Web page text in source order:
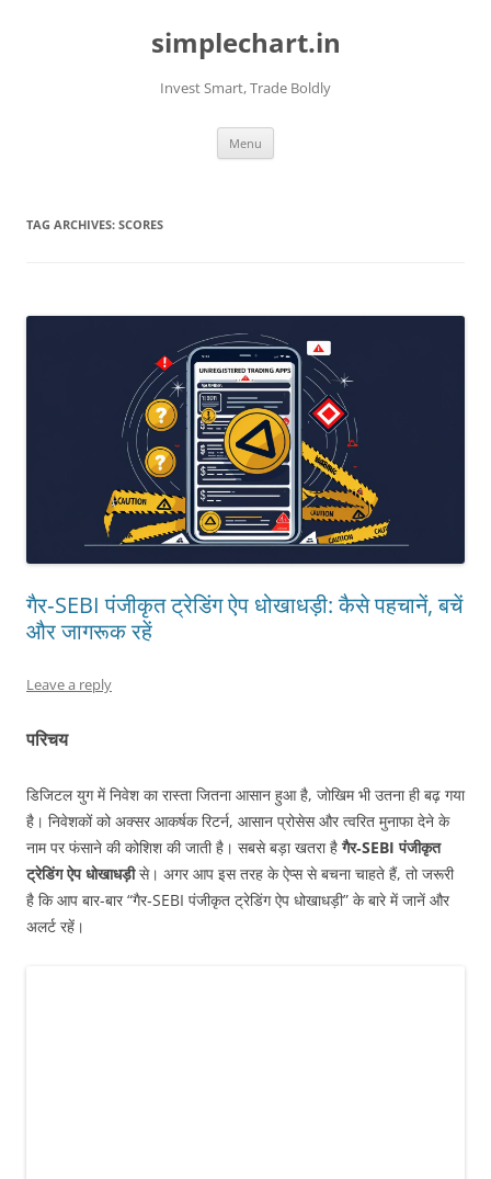
simplechart.in
Invest Smart, Trade Boldly
Menu
TAG ARCHIVES: SCORES
गैर‑SEBI पंजीकृत ट्रेडिंग ऐप धोखाधड़ी: कैसे पहचानें, बचें
और जागरूक रहें
Leave a reply
परिचय
डिजिटल युग में निवेश का रास्ता जितना आसान हुआ है, जोखिम भी उतना ही बढ़ गया
है। निवेशकों को अक्सर आकर्षक रिटर्न, आसान प्रोसेस और त्वरित मुनाफा देने के
नाम पर फंसाने की कोशिश की जाती है। सबसे बड़ा खतरा हैगैर‑SEBI पंजीकृत
ट्रेडिंग ऐप धोखाधड़ीसे। अगर आप इस तरह के ऐप्स से बचना चाहते हैं, तो जरूरी
है कि आप बार-बार “गैर‑SEBI पंजीकृत ट्रेडिंग ऐप धोखाधड़ी” के बारे में जानें और
अलर्ट रहें।